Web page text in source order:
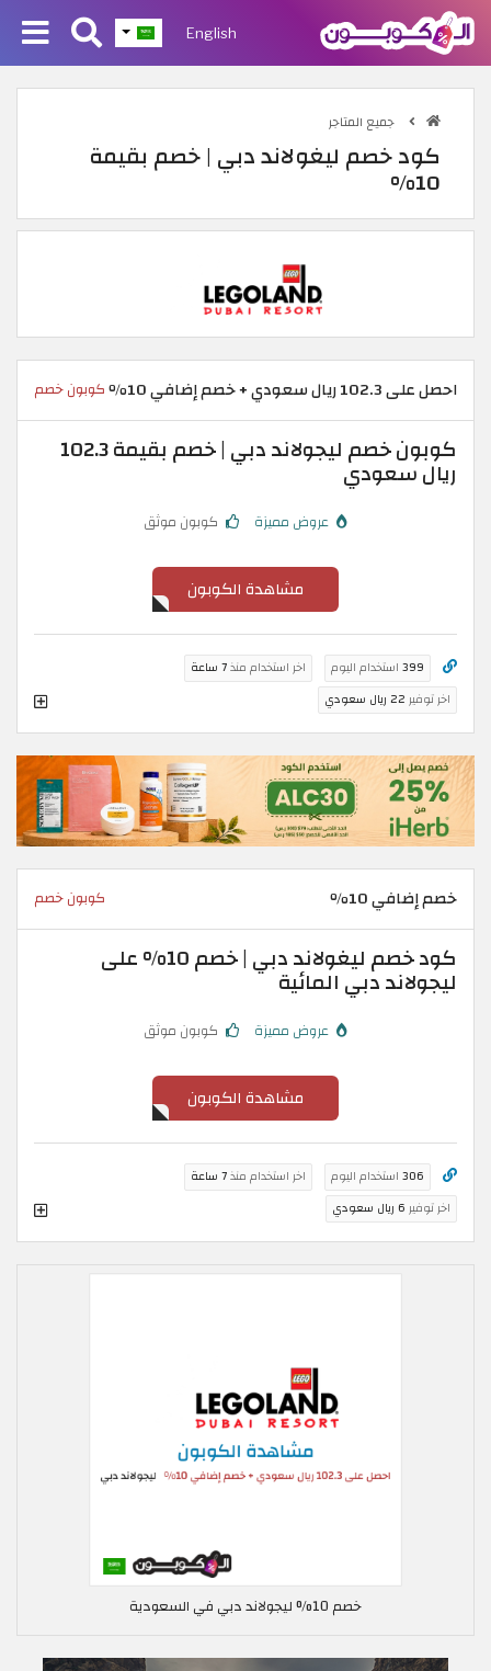
English
جميع المتاجر
كود خصم ليغولاند دبي | خصم بقيمة
10%
احصل على 102.3 ريال سعودي + خصم إضافي 10٪ كوبون خصم
كوبون خصم ليجولاند دبي | خصم بقيمة 102.3
ريال سعودي
عروض مميزة كوبون موثق
مشاهدة الكوبون
399 استخدام اليوم اخر استخدام منذ7 ساعة
اخر توفير 22 ريال سعودي
خصم إضافي 10٪ كوبون خصم
كود خصم ليغولاند دبي | خصم 10% على
ليجولاند دبي المائية
عروض مميزة كوبون موثق
مشاهدة الكوبون
306 استخدام اليوم اخر استخدام منذ7 ساعة
اخر توفير 6 ريال سعودي
خصم 10% ليجولاند دبي في السعودية